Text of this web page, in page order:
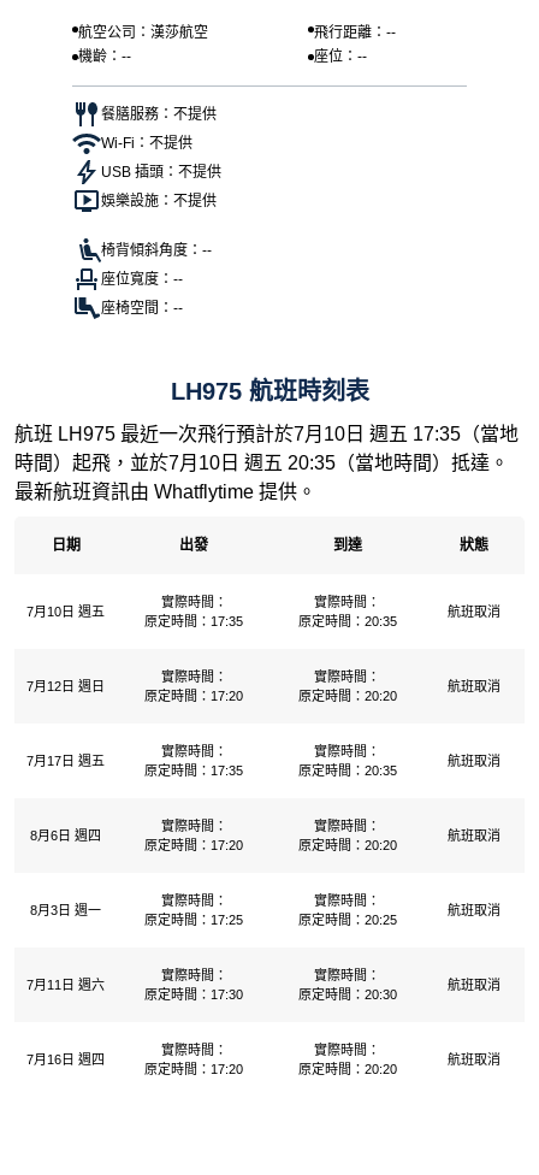
航空公司：漢莎航空
飛行距離：--
機齡：--
座位：--
餐膳服務：不提供
Wi-Fi：不提供
USB 插頭：不提供
娛樂設施：不提供
椅背傾斜角度：--
座位寬度：--
座椅空間：--
LH975 航班時刻表
航班 LH975 最近一次飛行預計於7月10日 週五 17:35（當地
時間）起飛，並於7月10日 週五 20:35（當地時間）抵達。
最新航班資訊由 Whatflytime 提供。
日期 出發 到達 狀態
7月10日 週五
實際時間：
原定時間：17:35
實際時間：
原定時間：20:35
航班取消
7月12日 週日
實際時間：
原定時間：17:20
實際時間：
原定時間：20:20
航班取消
7月17日 週五
實際時間：
原定時間：17:35
實際時間：
原定時間：20:35
航班取消
8月6日 週四
實際時間：
原定時間：17:20
實際時間：
原定時間：20:20
航班取消
8月3日 週一
實際時間：
原定時間：17:25
實際時間：
原定時間：20:25
航班取消
7月11日 週六
實際時間：
原定時間：17:30
實際時間：
原定時間：20:30
航班取消
7月16日 週四
實際時間：
原定時間：17:20
實際時間：
原定時間：20:20
航班取消